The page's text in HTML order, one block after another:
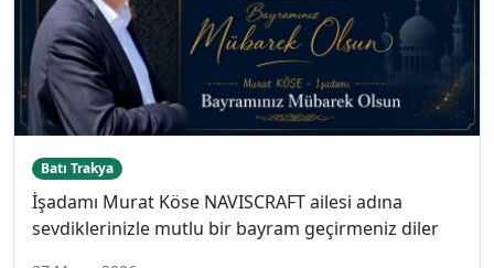
Batı Trakya
İşadamı Murat Köse NAVISCRAFT ailesi adına
sevdiklerinizle mutlu bir bayram geçirmeniz diler